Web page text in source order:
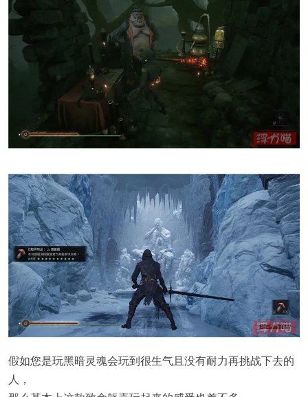
假如您是玩黑暗灵魂会玩到很生气且没有耐力再挑战下去的
人，